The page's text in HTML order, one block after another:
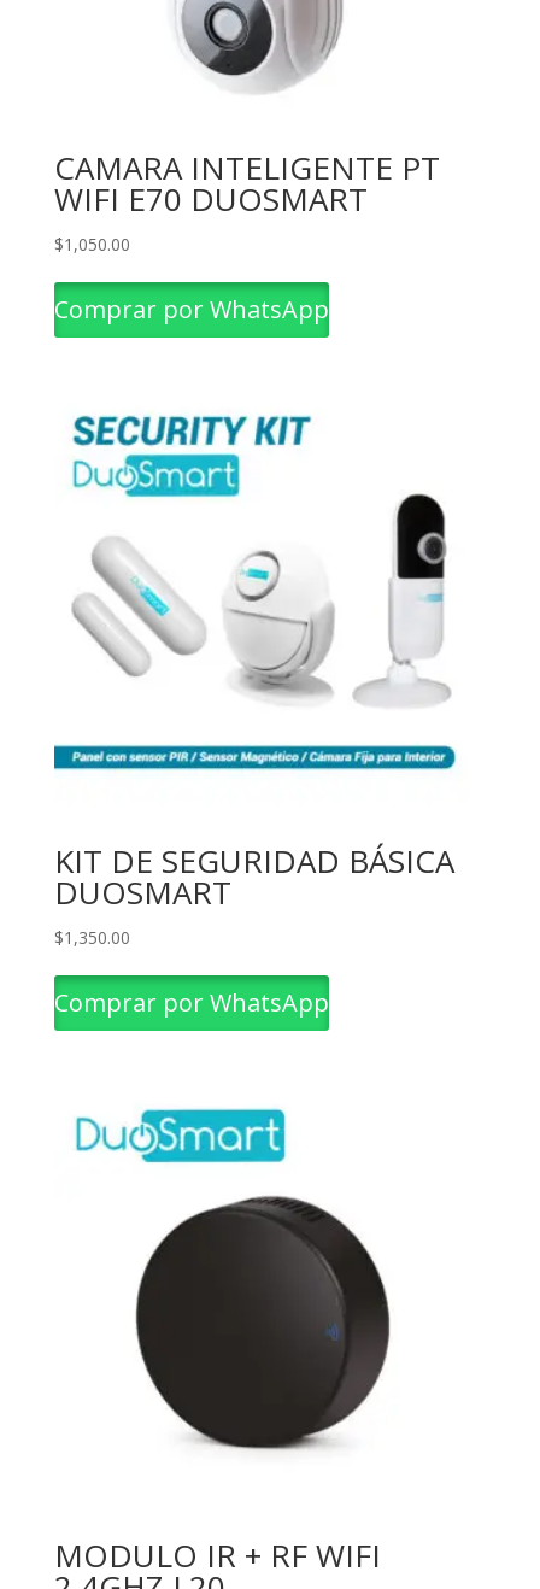
CAMARA INTELIGENTE PT
WIFI E70 DUOSMART
$1,050.00
Comprar por WhatsApp
KIT DE SEGURIDAD BÁSICA
DUOSMART
$1,350.00
Comprar por WhatsApp
MODULO IR + RF WIFI